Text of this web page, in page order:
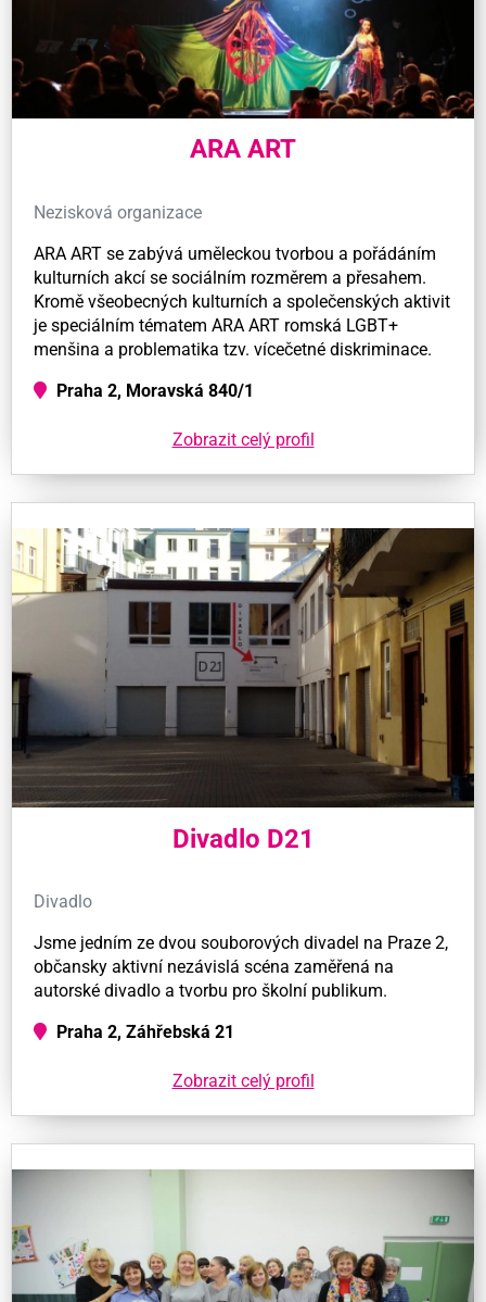
ARA ART
Nezisková organizace
ARA ART se zabývá uměleckou tvorbou a pořádáním
kulturních akcí se sociálním rozměrem a přesahem.
Kromě všeobecných kulturních a společenských aktivit
je speciálním tématem ARA ART romská LGBT+
menšina a problematika tzv. vícečetné diskriminace.
Praha 2, Moravská 840/1
Zobrazit celý profil
Divadlo D21
Divadlo
Jsme jedním ze dvou souborových divadel na Praze 2,
občansky aktivní nezávislá scéna zaměřená na
autorské divadlo a tvorbu pro školní publikum.
Praha 2, Záhřebská 21
Zobrazit celý profil